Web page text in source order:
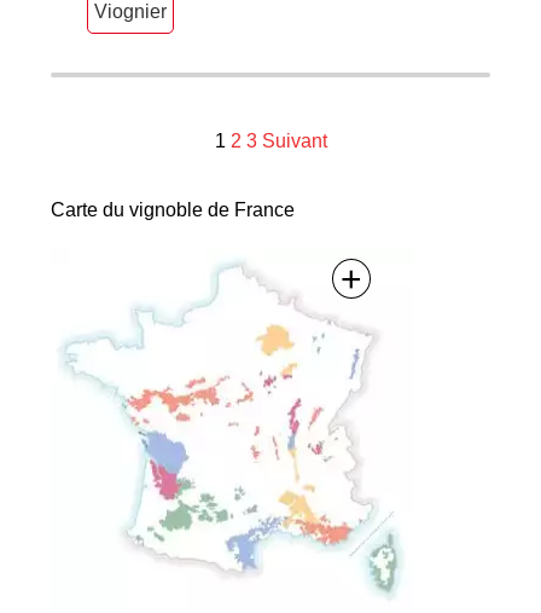
Viognier
des
1 2 3 Suivant
Carte du vignoble de France
+